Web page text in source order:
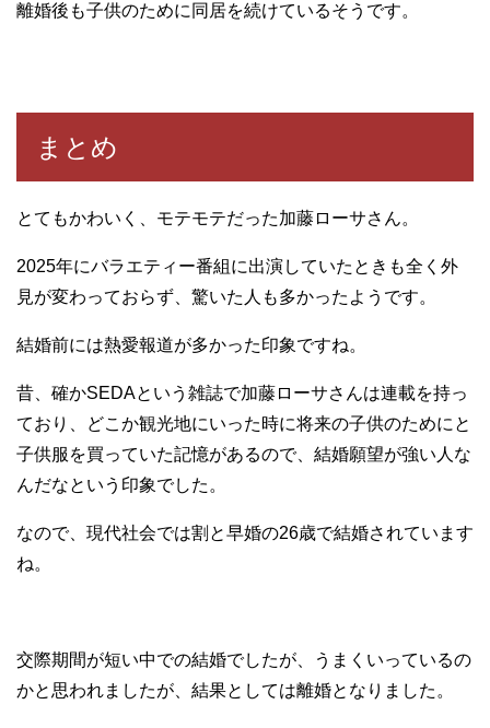
離婚後も子供のために同居を続けているそうです。
まとめ
とてもかわいく、モテモテだった加藤ローサさん。
2025年にバラエティー番組に出演していたときも全く外
見が変わっておらず、驚いた人も多かったようです。
結婚前には熱愛報道が多かった印象ですね。
昔、確かSEDAという雑誌で加藤ローサさんは連載を持っ
ており、どこか観光地にいった時に将来の子供のためにと
子供服を買っていた記憶があるので、結婚願望が強い人な
んだなという印象でした。
なので、現代社会では割と早婚の26歳で結婚されています
ね。
交際期間が短い中での結婚でしたが、うまくいっているの
かと思われましたが、結果としては離婚となりました。